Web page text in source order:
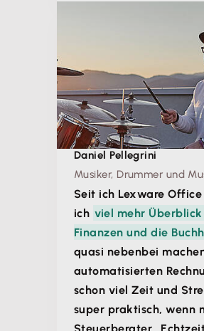
Daniel Pellegrini
Musiker, Drummer und
Seit ich Lexware
ich viel mehr
Finanzen und die
quasi nebenbei
automatisierten
schon viel Zeit und
super praktisch, wenn